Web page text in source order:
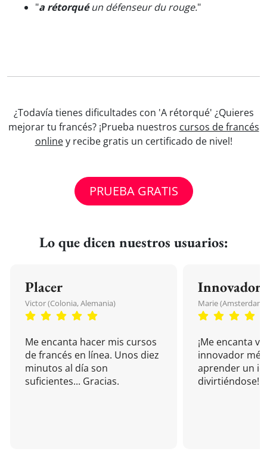
"a rétorquéun défenseur du rouge."
¿Todavía tienes dificultades con 'A rétorqué' ¿Quieres
mejorar tu francés? ¡Prueba nuestros cursos de francés
onliney recibe gratis un certificado de nivel!
PRUEBA GRATIS
Lo que dicen nuestros usuarios:
Placer
Victor (Colonia, Alemania)
Me encanta hacer mis cursos
de francés en línea. Unos diez
minutos al día son
suficientes... Gracias.
Innovador
Marie (Amsterdam,
¡Me encanta
innovador
aprender un
divirtiéndose!